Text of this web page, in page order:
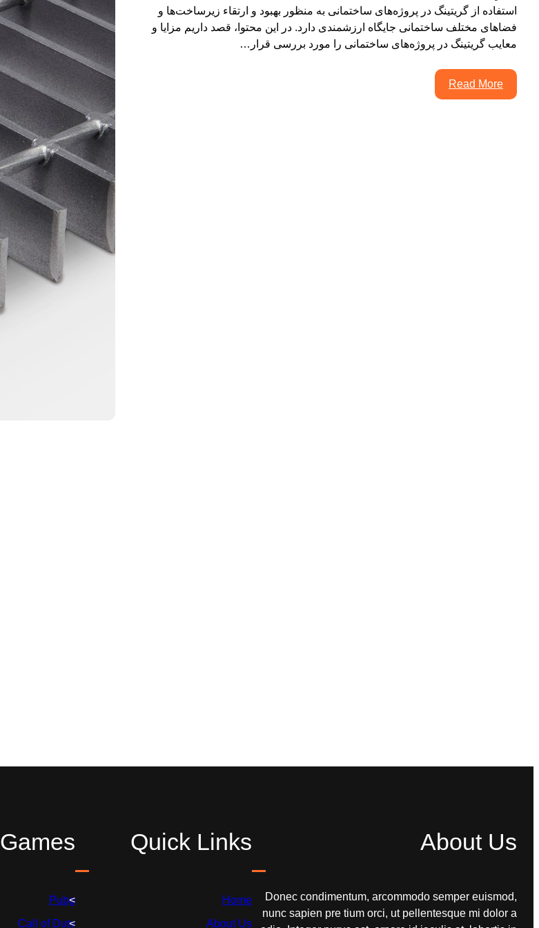
استفاده از گریتینگ در پروژه‌های ساختمانی به منظور بهبود و ارتقاء زیرساخت‌ها و
فضاهای مختلف ساختمانی جایگاه ارزشمندی دارد. در این محتوا، قصد داریم مزایا و
معایب گریتینگ در پروژه‌های ساختمانی را مورد بررسی قرار…
Read More
About Us
Donec condimentum, arcommodo semper euismod,
nunc sapien pre tium orci, ut pellentesque mi dolor a
Quick Links
Home
About Us
Games
Pubg
Call of Duty